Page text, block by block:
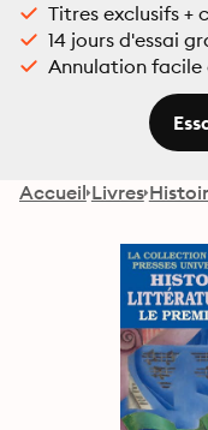
Titres exclusifs +
14 jours d'essai
Annulation
Accueil Livres